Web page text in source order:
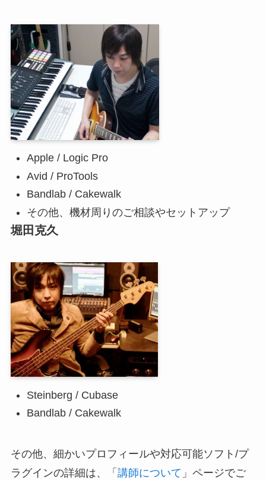
Apple / Logic Pro
Avid / ProTools
Bandlab / Cakewalk
その他、機材周りのご相談やセットアップ
堀田克久
Steinberg / Cubase
Bandlab / Cakewalk
その他、細かいプロフィールや対応可能ソフト/プ
ラグインの詳細は、「 講師について 」ページでご